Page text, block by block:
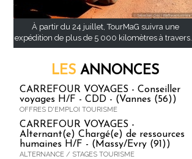
À partir du 24 juillet, TourMaG suivra une
expédition de plus de 5 000 kilomètres à travers...
LES ANNONCES
CARREFOUR VOYAGES - Conseiller
voyages H/F - CDD - (Vannes (56))
OFFRES D'EMPLOI TOURISME
CARREFOUR VOYAGES -
Alternant(e) Chargé(e) de ressources
humaines H/F - (Massy/Evry (91))
ALTERNANCE / STAGES TOURISME